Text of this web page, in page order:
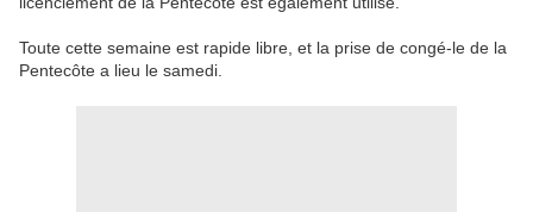
Toute cette semaine est rapide libre, et la prise de congé-le de la
Pentecôte a lieu le samedi.